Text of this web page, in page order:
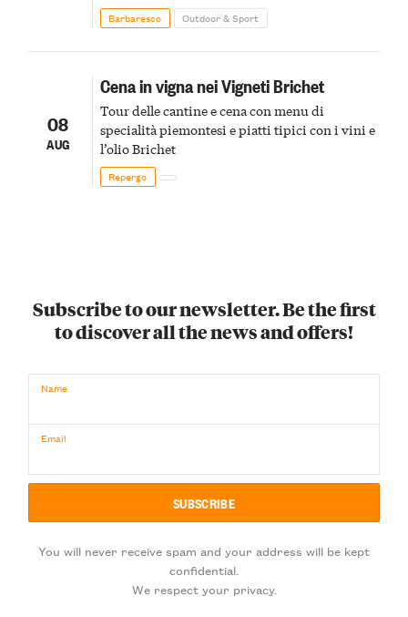
Barbaresco Outdoor & Sport
08
AUG
Cena in vigna nei Vigneti Brichet
Tour delle cantine e cena con menu di
specialità piemontesi e piatti tipici con i vini e
l’olio Brichet
Repergo
Subscribe to our newsletter. Be the first
to discover all the news and offers!
Name
Email
You will never receive spam and your address will be kept
confidential.
We respect your privacy.